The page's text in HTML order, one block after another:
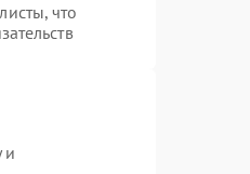
что
и